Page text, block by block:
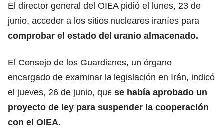
El director general del OIEA pidió el lunes, 23 de
junio, acceder a los sitios nucleares iraníes para
comprobar el estado del uranio almacenado.
El Consejo de los Guardianes, un órgano
encargado de examinar la legislación en Irán, indicó
el jueves, 26 de junio, que se había aprobado un
proyecto de ley para suspender la cooperación
con el OIEA.